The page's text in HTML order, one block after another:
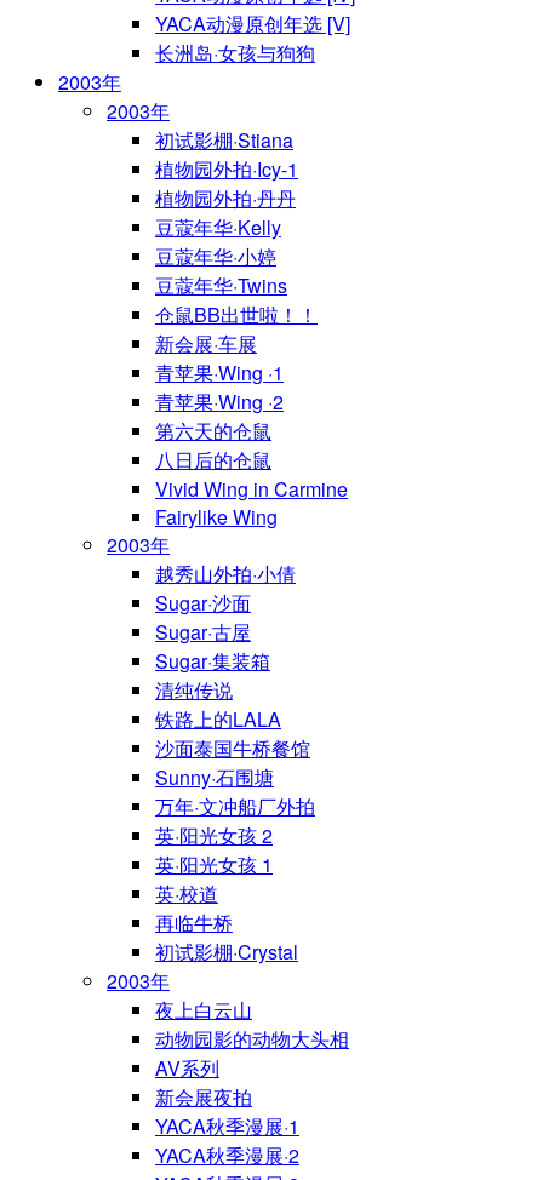
YACA动漫原创年选 [V]
长洲岛·女孩与狗狗
2003年
2003年
初试影棚·Stiana
植物园外拍·Icy-1
植物园外拍·丹丹
豆蔻年华·Kelly
豆蔻年华·小婷
豆蔻年华·Twins
仓鼠BB出世啦！！
新会展·车展
青苹果·Wing ·1
青苹果·Wing ·2
第六天的仓鼠
八日后的仓鼠
Vivid Wing in Carmine
Fairylike Wing
2003年
越秀山外拍·小倩
Sugar·沙面
Sugar·古屋
Sugar·集装箱
清纯传说
铁路上的LALA
沙面泰国牛桥餐馆
Sunny·石围塘
万年·文冲船厂外拍
英·阳光女孩 2
英·阳光女孩 1
英·校道
再临牛桥
初试影棚·Crystal
2003年
夜上白云山
动物园影的动物大头相
AV系列
新会展夜拍
YACA秋季漫展·1
YACA秋季漫展·2